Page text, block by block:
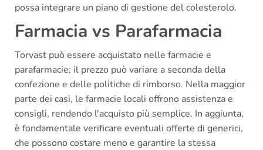
possa integrare un piano di gestione del colesterolo.
Farmacia vs Parafarmacia
Torvast può essere acquistato nelle farmacie e
parafarmacie; il prezzo può variare a seconda della
confezione e delle politiche di rimborso. Nella maggior
parte dei casi, le farmacie locali offrono assistenza e
consigli, rendendo l'acquisto più semplice. In aggiunta,
è fondamentale verificare eventuali offerte di generici,
che possono costare meno e garantire la stessa